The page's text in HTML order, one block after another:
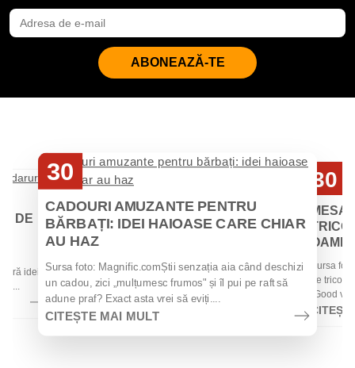
ABONEAZĂ-TE
DE
idei
la...
30
CADOURI AMUZANTE PENTRU
BĂRBAȚI: IDEI HAIOASE CARE CHIAR
AU HAZ
Sursa foto: Magnific.comȘtii senzația aia când deschizi
un cadou, zici „mulțumesc frumos" și îl pui pe raft să
adune praf? Exact asta vrei să eviți....
CITEȘTE MAI MULT
30
Sursa
de
„Good